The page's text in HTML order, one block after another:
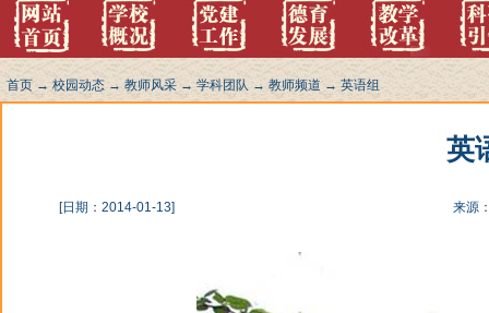
首页 → 校园动态 → 教师风采 → 学科团队 → 教师频道 → 英语组
英
[日期：2014-01-13] 来源